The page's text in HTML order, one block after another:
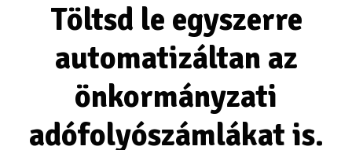
Töltsd le egyszerre
automatizáltan az
önkormányzati
adófolyószámlákat is.